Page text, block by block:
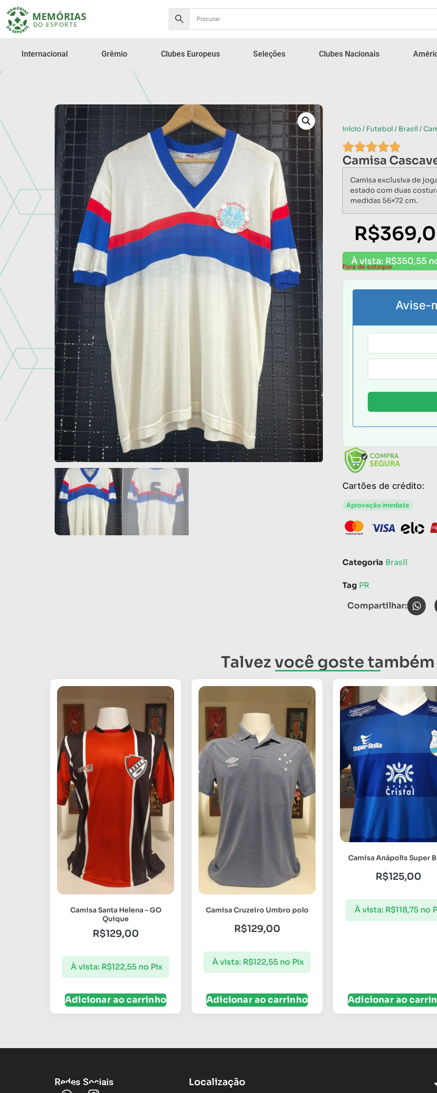
Internacional Grêmio Clubes Europeus Seleções Clubes Nacionais
Início/ Futebol / Brasil /
Camisa
Camisa exclusiva de
estado com duas
medidas 56×72 cm.
R$
À vista: R$350,55
Fora de estoque
Avise-
Cartões de crédito:
Aprovação imediata
Categoria Brasil
Tag PR
Compartilhar:
Talvez você goste também
Camisa Santa Helena – GO
Quique
R$129,00
À vista: R$122,55 no Pix
Adicionar ao carrinho
Camisa Cruzeiro Umbro polo
R$129,00
À vista: R$122,55 no Pix
Adicionar ao carrinho
Camisa Anápolis Super
R$125,00
À vista: R$118,75 no
Adicionar ao
Redes Sociais Localização